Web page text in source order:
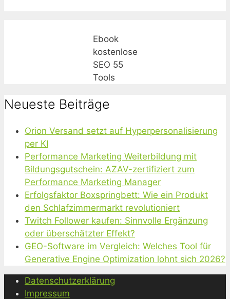
Ebook
kostenlose
SEO 55
Tools
Neueste Beiträge
Orion Versand setzt auf Hyperpersonalisierung
per KI
Performance Marketing Weiterbildung mit
Bildungsgutschein: AZAV-zertifiziert zum
Performance Marketing Manager
Erfolgsfaktor Boxspringbett: Wie ein Produkt
den Schlafzimmermarkt revolutioniert
Twitch Follower kaufen: Sinnvolle Ergänzung
oder überschätzter Effekt?
GEO-Software im Vergleich: Welches Tool für
Generative Engine Optimization lohnt sich 2026?
Datenschutzerklärung
Impressum